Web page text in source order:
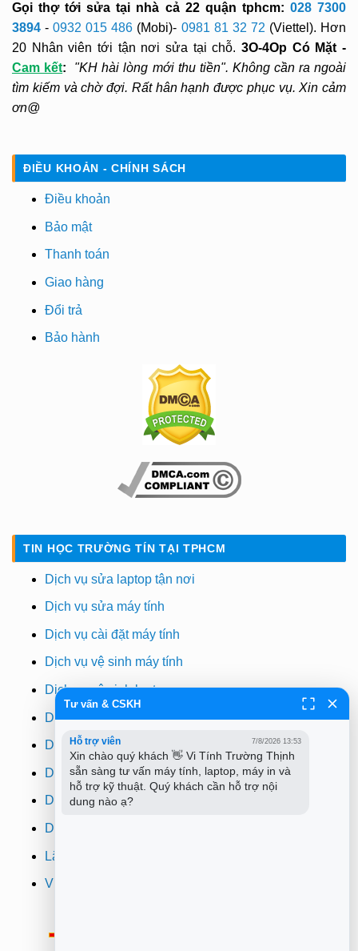
Gọi thợ tới sửa tại nhà cả 22 quận tphcm: 028 7300
3894-0932 015 486 (Mobi)- 0981 81 32 72 (Viettel). Hơn
20 Nhân viên tới tận nơi sửa tại chỗ. 3O-4Op Có Mặt -
Cam kết:
"KH hài lòng mới thu tiền". Không cần ra ngoài
tìm kiếm và chờ đợi. Rất hân hạnh được phục vụ. Xin cảm
ơn@
ĐIỀU KHOẢN - CHÍNH SÁCH
Điều khoản
Bảo mật
Thanh toán
Giao hàng
Đổi trả
Bảo hành
TIN HỌC TRƯỜNG TÍN TẠI TPHCM
Dịch vụ sửa laptop tận nơi
Dịch vụ sửa máy tính
Dịch vụ cài đặt máy tính
Dịch vụ vệ sinh máy tính
Dịch vụ vệ sinh laptop
Dịch vụ cài win
Dịch vụ cứu dữ liệu
Dịch vụ sửa wifi tại nhà
Dịch vụ sửa máy in
Dịch vụ nạp mực máy in
Lắp đặt camera quan sát tphcm
Vi tính Trường Thịnh
Tư vấn & CSKH
Hỗ trợ viên 7/8/2026 13:53
Xin chào quý khách 👋 Vi Tính Trường Thịnh
sẵn sàng tư vấn máy tính, laptop, máy in và
hỗ trợ kỹ thuật. Quý khách cần hỗ trợ nội
dung nào ạ?